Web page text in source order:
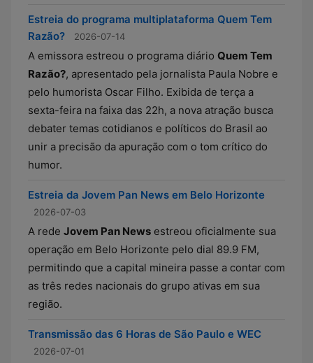
Estreia do programa multiplataforma Quem Tem
Razão?
2026-07-14
A emissora estreou o programa diário Quem Tem
Razão?, apresentado pela jornalista Paula Nobre e
pelo humorista Oscar Filho. Exibida de terça a
sexta-feira na faixa das 22h, a nova atração busca
debater temas cotidianos e políticos do Brasil ao
unir a precisão da apuração com o tom crítico do
humor.
Estreia da Jovem Pan News em Belo Horizonte
2026-07-03
A rede Jovem Pan News estreou oficialmente sua
operação em Belo Horizonte pelo dial 89.9 FM,
permitindo que a capital mineira passe a contar com
as três redes nacionais do grupo ativas em sua
região.
Transmissão das 6 Horas de São Paulo e WEC
2026-07-01